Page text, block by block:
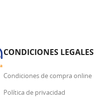
CONDICIONES LEGALES
Condiciones de compra online
Política de privacidad